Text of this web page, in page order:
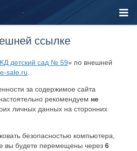
ссылке
детский сад № 59» по внешней
sale.ru
за содержимое сайта
рекомендуем не
личных данных на сторонних
безопасностью компьютера,
вы будете перемещены через 6